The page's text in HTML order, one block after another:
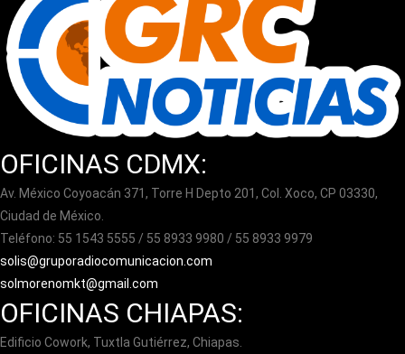
OFICINAS CDMX:
Av. México Coyoacán 371, Torre H Depto 201, Col. Xoco, CP 03330,
Ciudad de México.
Teléfono: 55 1543 5555 / 55 8933 9980 / 55 8933 9979
solis@gruporadiocomunicacion.com
solmorenomkt@gmail.com
OFICINAS CHIAPAS:
Edificio Cowork, Tuxtla Gutiérrez, Chiapas.